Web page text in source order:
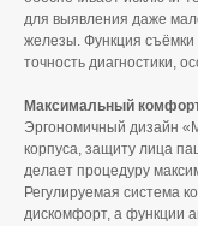
для выявления даже
железы. Функция
точность диагностики,
Максимальный
Эргономичный дизайн
корпуса, защиту лица
делает процедуру
Регулируемая система
дискомфорт, а функции